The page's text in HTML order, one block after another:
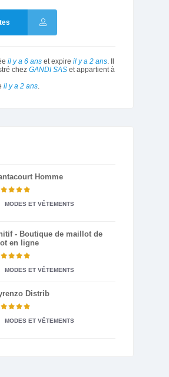
il y a 6 ans et expire il y a 2 ans. Il
chez GANDI SAS et appartient à
il y a 2 ans.
Homme
MODES ET VÊTEMENTS
- Boutique de maillot de
en ligne
MODES ET VÊTEMENTS
Distrib
MODES ET VÊTEMENTS